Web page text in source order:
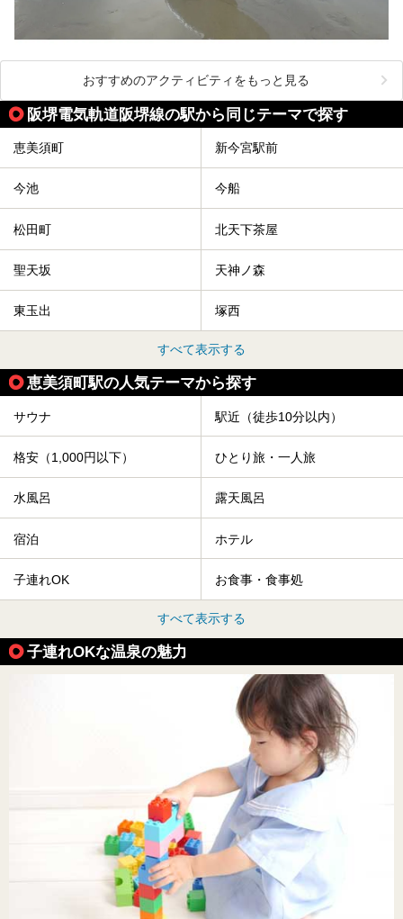
おすすめのアクティビティをもっと見る
阪堺電気軌道阪堺線の駅から同じテーマで探す
恵美須町 新今宮駅前
今池 今船
松田町 北天下茶屋
聖天坂 天神ノ森
東玉出 塚西
すべて表示する
恵美須町駅の人気テーマから探す
サウナ 駅近（徒歩10分以内）
格安（1,000円以下） ひとり旅・一人旅
水風呂 露天風呂
宿泊 ホテル
子連れOK お食事・食事処
すべて表示する
子連れOKな温泉の魅力